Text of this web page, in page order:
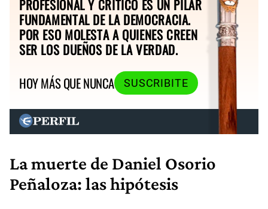
PROFESIONAL Y CRÍTICO ES UN PILAR
FUNDAMENTAL DE LA DEMOCRACIA.
POR ESO MOLESTA A QUIENES CREEN
SER LOS DUEÑOS DE LA VERDAD.
HOY MÁS QUE NUNCA
SUSCRIBITE
La muerte de Daniel Osorio
Peñaloza: las hipótesis